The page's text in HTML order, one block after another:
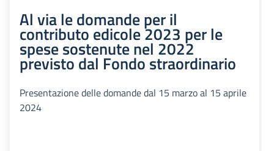
Al via le domande per il
contributo edicole 2023 per le
spese sostenute nel 2022
previsto dal Fondo straordinario
Presentazione delle domande dal 15 marzo al 15 aprile
2024